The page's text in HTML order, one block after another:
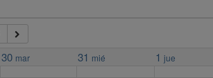
30 mar 31 mié 1 jue